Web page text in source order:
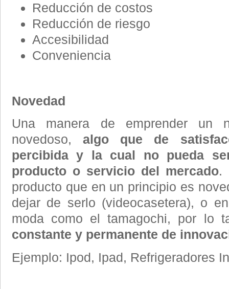
Reducción de costos
Reducción de riesgo
Accesibilidad
Conveniencia
Novedad
Una manera de emprender un
novedoso,algo que de
percibida y la cual no pueda
producto o servicio del mercado.
producto que en un principio es
dejar de serlo (videocasetera), o
moda como el tamagochi, por lo
constante y permanente de
Ejemplo: Ipod, Ipad, Refrigeradores